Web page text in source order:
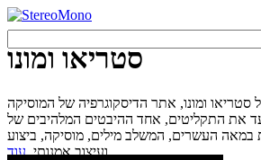
סטריאו ומונו
סטריאו ומונו, אתר הדיסקוגרפיה של המוסיקה
את התקליטים, אחד ההיבטים המלהיבים של
במאה העשרים, המשלב מילים, מוסיקה, ביצוע
ועיצוב אמנותי.עוד...